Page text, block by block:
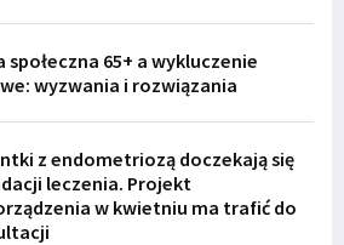
społeczna 65+ a wykluczenie
wyzwania i rozwiązania
z endometriozą doczekają się
leczenia. Projekt
w kwietniu ma trafić do